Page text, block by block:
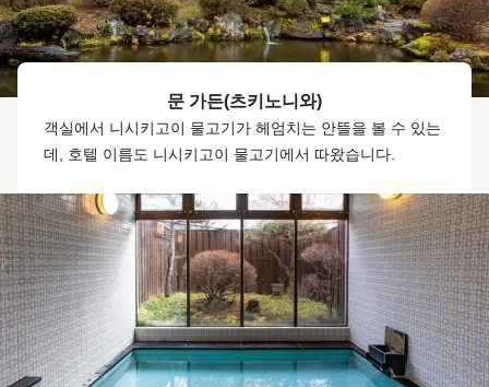
문 가든(츠키노니와)
객실에서 니시키고이 물고기가 헤엄치는 안뜰을 볼 수 있는
데, 호텔 이름도 니시키고이 물고기에서 따왔습니다.